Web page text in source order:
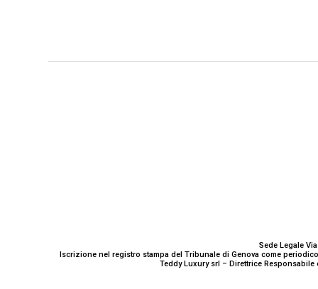
Sede Legale
Iscrizione nel registro stampa del Tribunale di Genova come
Teddy Luxury srl – Direttrice Responsabile